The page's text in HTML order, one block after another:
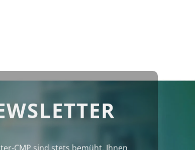
sind stets bemüht, Ihnen